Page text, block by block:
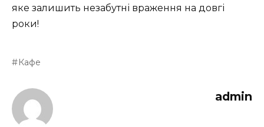
яке залишить незабутні враження на довгі
роки!
Кафе
admin